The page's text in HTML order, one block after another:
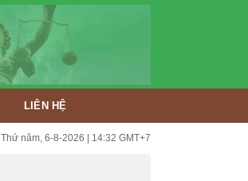
LIÊN HỆ
Thứ năm, 6-8-2026 | 14:32 GMT+7